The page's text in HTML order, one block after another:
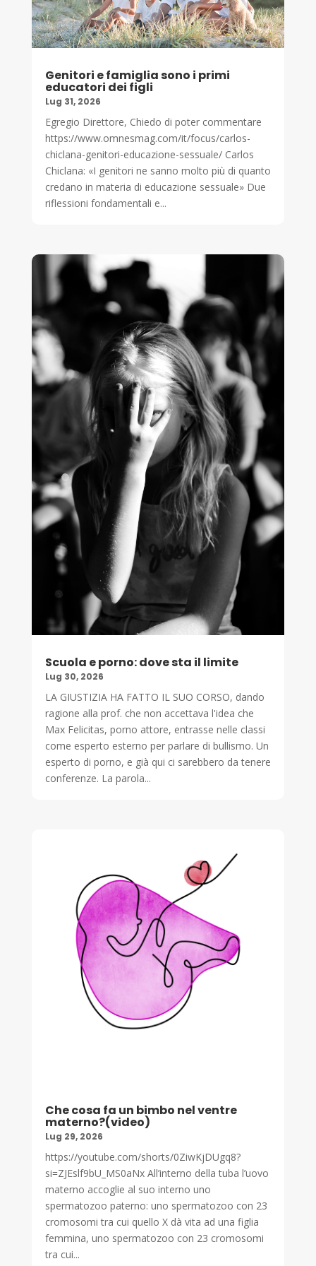
Genitori e famiglia sono i primi
educatori dei figli
Lug 31, 2026
Egregio Direttore, Chiedo di poter commentare
https://www.omnesmag.com/it/focus/carlos-
chiclana-genitori-educazione-sessuale/ Carlos
Chiclana: «I genitori ne sanno molto più di quanto
credano in materia di educazione sessuale» Due
riflessioni fondamentali e...
Scuola e porno: dove sta il limite
Lug 30, 2026
LA GIUSTIZIA HA FATTO IL SUO CORSO, dando
ragione alla prof. che non accettava l'idea che
Max Felicitas, porno attore, entrasse nelle classi
come esperto esterno per parlare di bullismo. Un
esperto di porno, e già qui ci sarebbero da tenere
conferenze. La parola...
Che cosa fa un bimbo nel ventre
materno?(video)
Lug 29, 2026
https://youtube.com/shorts/0ZiwKjDUgq8?
si=ZJEslf9bU_MS0aNx All’interno della tuba l’uovo
materno accoglie al suo interno uno
spermatozoo paterno: uno spermatozoo con 23
cromosomi tra cui quello X dà vita ad una figlia
femmina, uno spermatozoo con 23 cromosomi
tra cui...